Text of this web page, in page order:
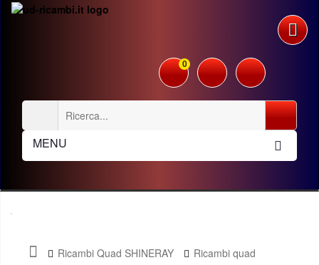
0
MENU
Ricambi Quad SHINERAY
Ricambi quad